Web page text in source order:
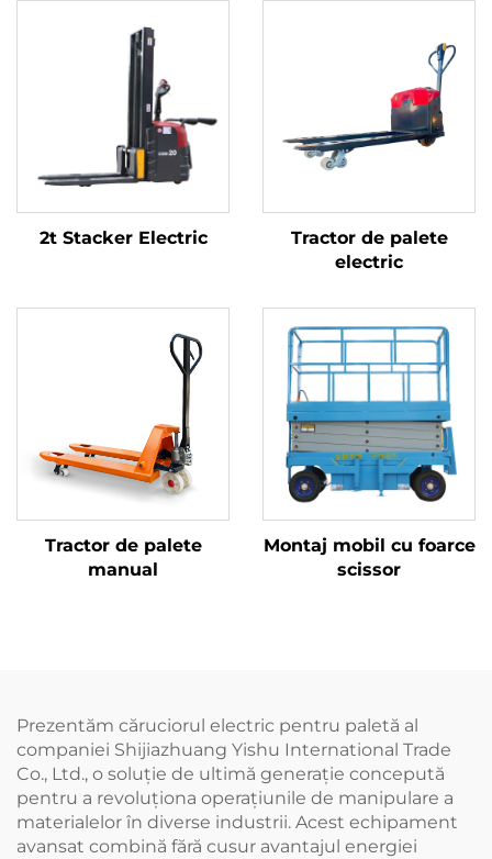
2t Stacker Electric
Tractor de palete
electric
Tractor de palete
manual
Montaj mobil cu foarce
scissor
Prezentăm căruciorul electric pentru paletă al
companiei Shijiazhuang Yishu International Trade
Co., Ltd., o soluție de ultimă generație concepută
pentru a revoluționa operațiunile de manipulare a
materialelor în diverse industrii. Acest echipament
avansat combină fără cusur avantajul energiei